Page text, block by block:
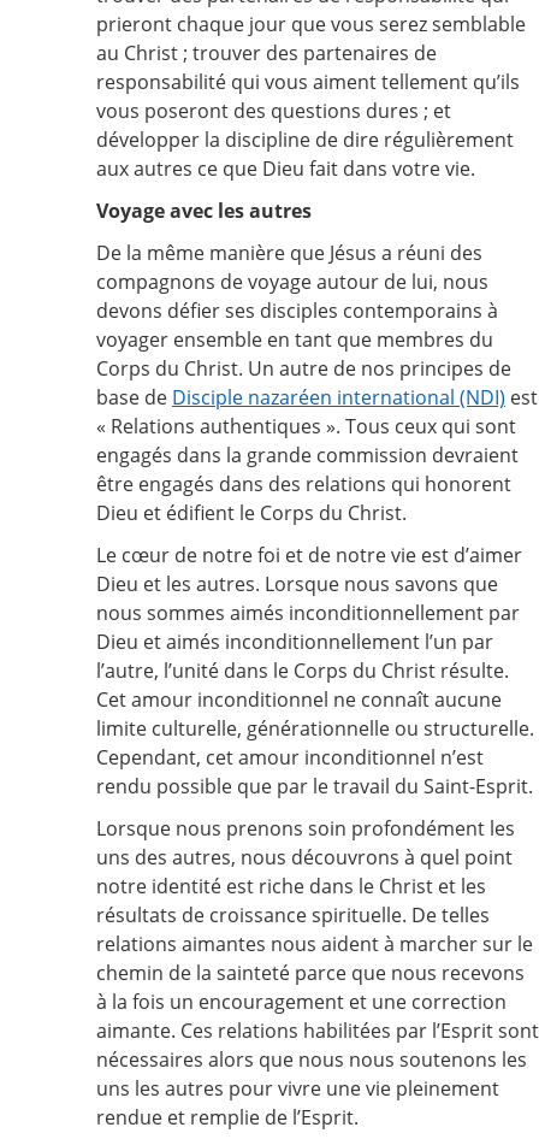
prieront chaque jour que vous serez semblable
au Christ ; trouver des partenaires de
responsabilité qui vous aiment tellement qu’ils
vous poseront des questions dures ; et
développer la discipline de dire régulièrement
aux autres ce que Dieu fait dans votre vie.
Voyage avec les autres
De la même manière que Jésus a réuni des
compagnons de voyage autour de lui, nous
devons défier ses disciples contemporains à
voyager ensemble en tant que membres du
Corps du Christ. Un autre de nos principes de
base de Disciple nazaréen international (NDI) est
« Relations authentiques ». Tous ceux qui sont
engagés dans la grande commission devraient
être engagés dans des relations qui honorent
Dieu et édifient le Corps du Christ.
Le cœur de notre foi et de notre vie est d’aimer
Dieu et les autres. Lorsque nous savons que
nous sommes aimés inconditionnellement par
Dieu et aimés inconditionnellement l’un par
l’autre, l’unité dans le Corps du Christ résulte.
Cet amour inconditionnel ne connaît aucune
limite culturelle, générationnelle ou structurelle.
Cependant, cet amour inconditionnel n’est
rendu possible que par le travail du Saint-Esprit.
Lorsque nous prenons soin profondément les
uns des autres, nous découvrons à quel point
notre identité est riche dans le Christ et les
résultats de croissance spirituelle. De telles
relations aimantes nous aident à marcher sur le
chemin de la sainteté parce que nous recevons
à la fois un encouragement et une correction
aimante. Ces relations habilitées par l’Esprit sont
nécessaires alors que nous nous soutenons les
uns les autres pour vivre une vie pleinement
rendue et remplie de l’Esprit.